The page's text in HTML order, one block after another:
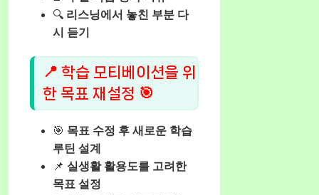
🔍 리스닝에서 놓친 부분 다
시 듣기
📍 학습 모티베이션을 위
한 목표 재설정 🎯
🎯 목표 수정 후 새로운 학습
루틴 설계
📌 실생활 활용도를 고려한
목표 설정